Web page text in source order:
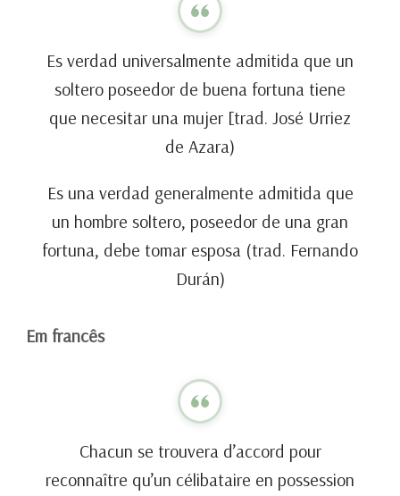
Es verdad universalmente admitida que un
soltero poseedor de buena fortuna tiene
que necesitar una mujer [trad. José Urriez
de Azara)
Es una verdad generalmente admitida que
un hombre soltero, poseedor de una gran
fortuna, debe tomar esposa (trad. Fernando
Durán)
Em francês
Chacun se trouvera d’accord pour
reconnaître qu’un célibataire en possession